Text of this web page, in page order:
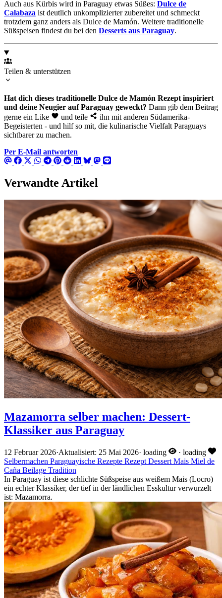
Auch aus Kürbis wird in Paraguay etwas Süßes: Dulce de
Calabaza ist deutlich unkomplizierter zubereitet und schmeckt
trotzdem ganz anders als Dulce de Mamón. Weitere traditionelle
Süßspeisen findest du bei den Desserts aus Paraguay.
Teilen & unterstützen
Hat dich dieses traditionelle Dulce de Mamón Rezept inspiriert
und deine Neugier auf Paraguay geweckt? Dann gib dem Beitrag
gerne ein Like
und teile
ihn mit anderen Südamerika-
Begeisterten - und hilf so mit, die kulinarische Vielfalt Paraguays
sichtbarer zu machen.
Per E-Mail antworten
Verwandte Artikel
Mazamorra selber machen: Dessert-
Klassiker aus Paraguay
12 Februar 2026·Aktualisiert: 25 Mai 2026· loading · loading
Selbermachen Paraguayische Rezepte Rezept Dessert Mais Miel de
Caña Beilage Tradition
In Paraguay ist diese schlichte Süßspeise aus weißem Mais (Locro)
ein echter Klassiker, der tief in der ländlichen Esskultur verwurzelt
ist: Mazamorra.